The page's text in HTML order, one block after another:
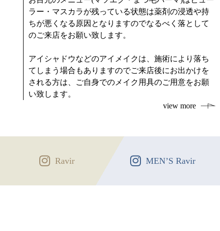
ラー・マスカラが残っている状態は薬剤の浸透や持
ちが悪くなる原因となりますのでなるべく落として
のご来店をお願い致します。
アイシャドウなどのアイメイクは、施術により落ち
てしまう場合もありますのでご来店後にお出かけを
される方は、ご自身でのメイク用具のご用意をお願
い致します。
view more
Ravir MEN’S Ravir